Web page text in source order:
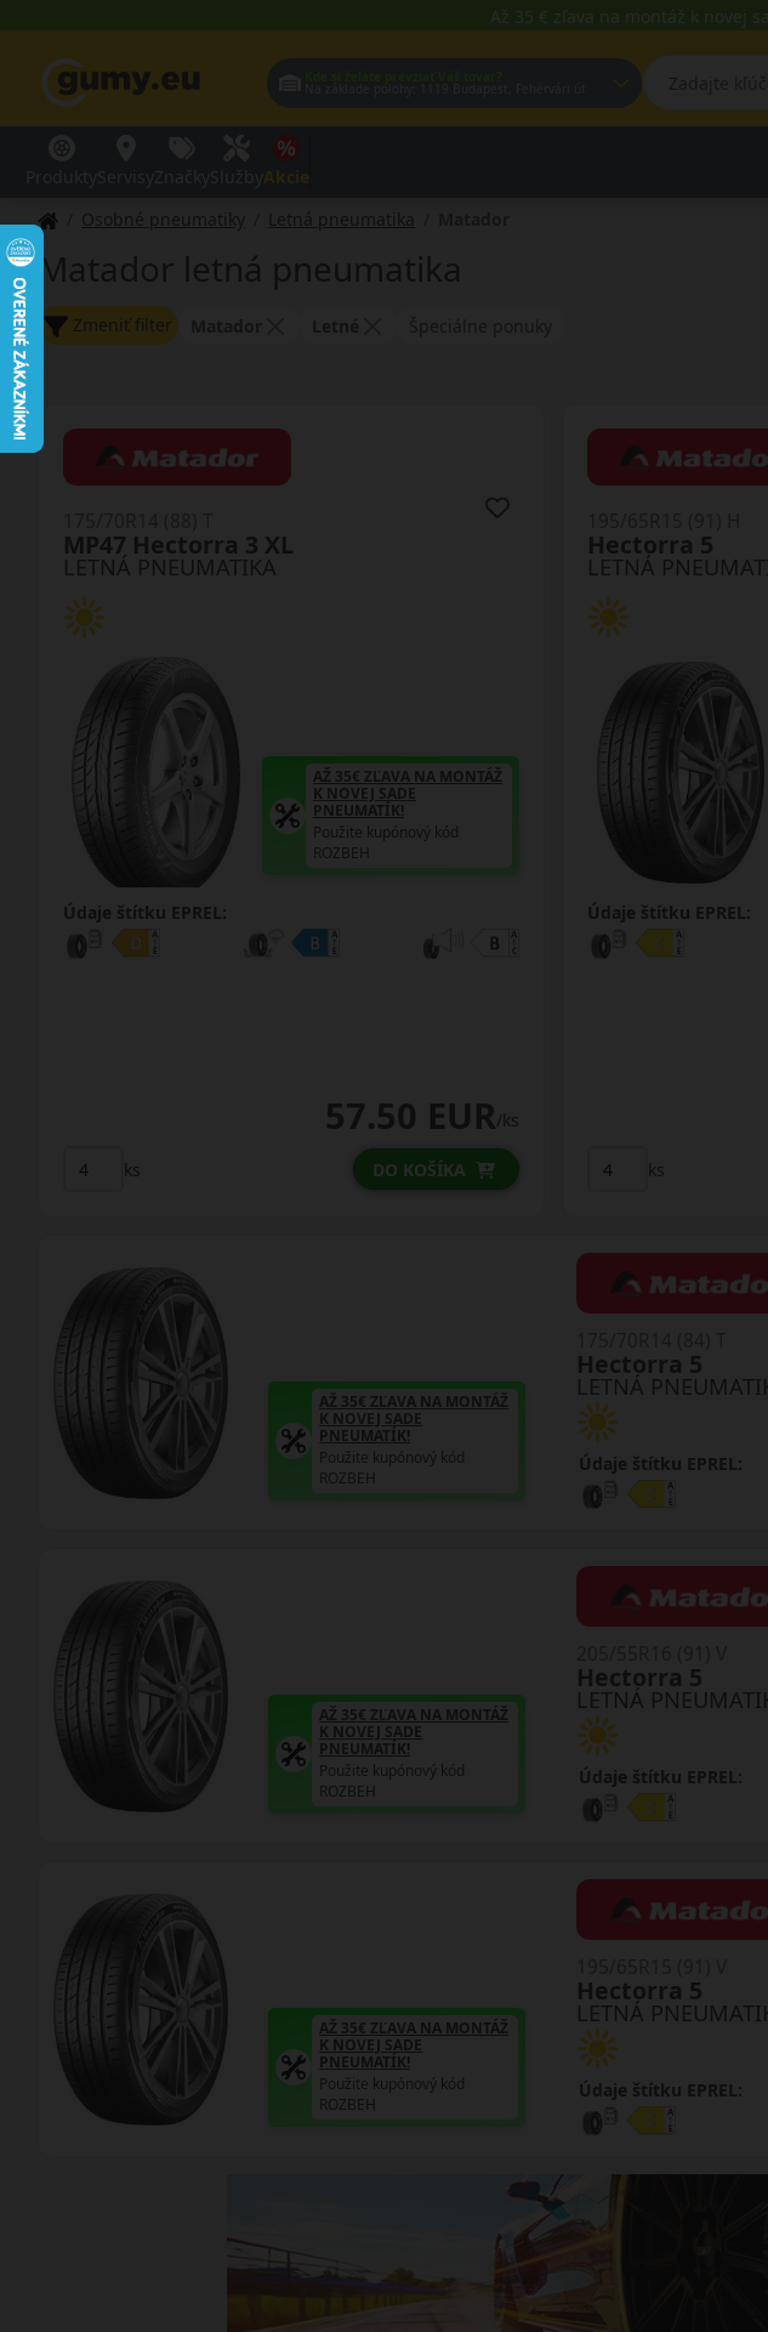
Až 35 € zľava na montáž k novej
Na základe polohy:
Osobné pneumatiky
Letná pneumatika
Matador letná pneumatika
Zmeniť filter
LETNÁ PNEUMATIKA
MP47 Hectorra 3 XL
AŽ 35€ ZĽAVA NA MONTÁŽ
K NOVEJ SADE
PNEUMATÍK!
Použite kupónový kód
ROZBEH
Údaje štítku EPREL:
57.50 EUR/ks
ks DO KOŠÍKA
LETNÁ
Hectorra 5
Údaje štítku EPREL:
ks
LETNÁ
Hectorra 5
Údaje štítku EPREL:
AŽ 35€ ZĽAVA NA MONTÁŽ
K NOVEJ SADE
PNEUMATÍK!
Použite kupónový kód
ROZBEH
LETNÁ
Hectorra 5
Údaje štítku EPREL:
AŽ 35€ ZĽAVA NA MONTÁŽ
K NOVEJ SADE
PNEUMATÍK!
Použite kupónový kód
ROZBEH
LETNÁ
Hectorra 5
Údaje štítku EPREL:
AŽ 35€ ZĽAVA NA MONTÁŽ
K NOVEJ SADE
PNEUMATÍK!
Použite kupónový kód
ROZBEH